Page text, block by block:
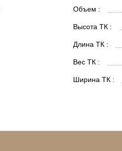
Объем :
Высота ТК :
Длина ТК :
Вес ТК :
Ширина ТК :